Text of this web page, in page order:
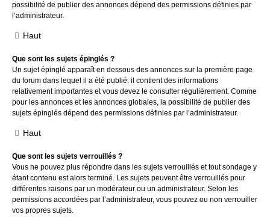
possibilité de publier des annonces dépend des permissions définies par
l’administrateur.
Haut
Que sont les sujets épinglés ?
Un sujet épinglé apparaît en dessous des annonces sur la première page
du forum dans lequel il a été publié. il contient des informations
relativement importantes et vous devez le consulter régulièrement. Comme
pour les annonces et les annonces globales, la possibilité de publier des
sujets épinglés dépend des permissions définies par l’administrateur.
Haut
Que sont les sujets verrouillés ?
Vous ne pouvez plus répondre dans les sujets verrouillés et tout sondage y
étant contenu est alors terminé. Les sujets peuvent être verrouillés pour
différentes raisons par un modérateur ou un administrateur. Selon les
permissions accordées par l’administrateur, vous pouvez ou non verrouiller
vos propres sujets.